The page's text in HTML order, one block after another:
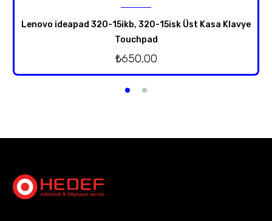
Lenovo ideapad 320-15ikb, 320-15isk Üst Kasa Klavye
Touchpad
₺650,00